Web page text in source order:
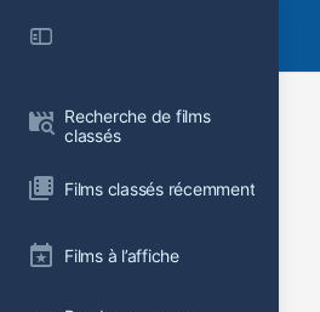
Recherche de films
classés
Films classés récemment
Films à l’affiche